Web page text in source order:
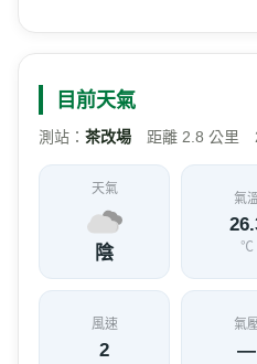
目前天氣
測站： 茶改場 距離 2.8 公里
天氣
陰
氣
℃
風速
2
氣
—